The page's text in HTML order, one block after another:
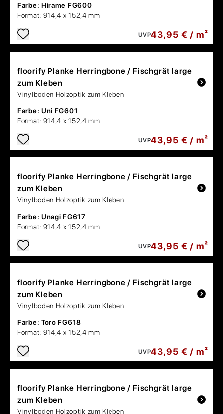
Farbe: Hirame FG600
Format: 914,4 x 152,4 mm
UVP43,95 € / m²
floorify Planke Herringbone / Fischgrät large
zum Kleben
Vinylboden Holzoptik zum Kleben
Farbe: Uni FG601
Format: 914,4 x 152,4 mm
UVP43,95 € / m²
floorify Planke Herringbone / Fischgrät large
zum Kleben
Vinylboden Holzoptik zum Kleben
Farbe: Unagi FG617
Format: 914,4 x 152,4 mm
UVP43,95 € / m²
floorify Planke Herringbone / Fischgrät large
zum Kleben
Vinylboden Holzoptik zum Kleben
Farbe: Toro FG618
Format: 914,4 x 152,4 mm
UVP43,95 € / m²
floorify Planke Herringbone / Fischgrät large
zum Kleben
Vinylboden Holzoptik zum Kleben